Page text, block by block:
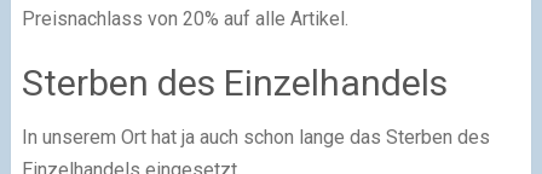
Preisnachlass von 20% auf alle Artikel.
Sterben des Einzelhandels
In unserem Ort hat ja auch schon lange das Sterben des